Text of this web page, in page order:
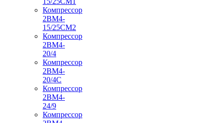
Компрессор
2ВМ4-
15/25СМ2
Компрессор
2ВМ4-
20/4
Компрессор
2ВМ4-
20/4С
Компрессор
2ВМ4-
24/9
Компрессор